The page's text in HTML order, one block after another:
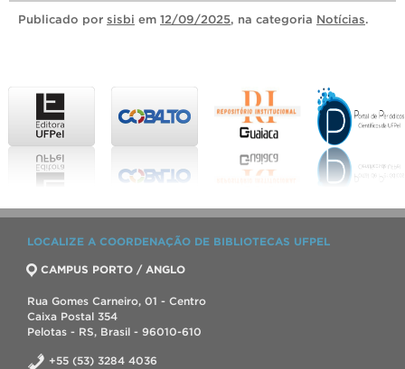
Publicado por sisbi em 12/09/2025, na categoria Notícias.
LOCALIZE A COORDENAÇÃO DE BIBLIOTECAS UFPEL
CAMPUS PORTO / ANGLO
Rua Gomes Carneiro, 01 - Centro
Caixa Postal 354
Pelotas - RS, Brasil - 96010-610
+55 (53) 3284 4036